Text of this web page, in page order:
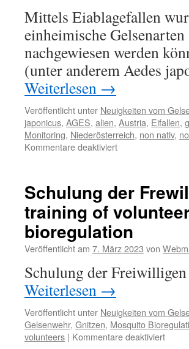
Mittels Eiablagefallen
einheimische
nachgewiesen werden
(unter anderem Aedes
Weiterlesen →
Veröffentlicht unter Neuigkeiten vom
japonicus, AGES, alien, Austria, Eifallen,
Monitoring, Niederösterreich, non nativ,
Kommentare deaktiviertfür
gebietsfremder
Gelsen
(Stechmücken)
aus
2024
der
AGES
(Österreichische
Gesundheit
und
Schulung der
training of
bioregulation
Veröffentlicht am 7. März 2023 von
Schulung der
Weiterlesen →
Veröffentlicht unter Neuigkeiten vom
Gelsenwehr, Gnitzen, Mosquito
volunteers | Kommentare deaktiviertfür